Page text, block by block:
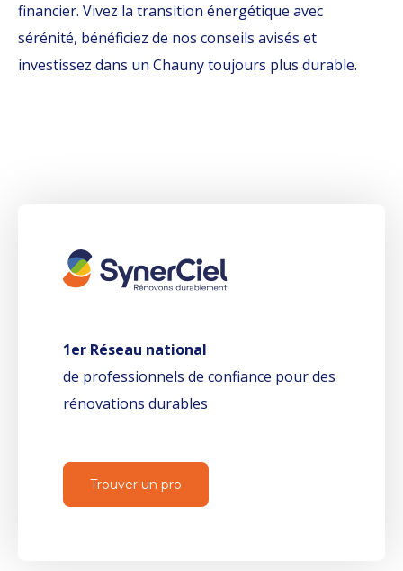
financier. Vivez la transition énergétique avec
sérénité, bénéficiez de nos conseils avisés et
investissez dans un Chauny toujours plus durable.
1er Réseau national
de professionnels de confiance pour des
rénovations durables
Trouver un pro